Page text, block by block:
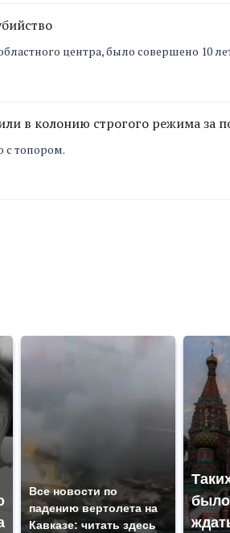
центра, было совершено 10
в колонию строгого режима за
с топором.
Все новости по
падению вертолета на
Кавказе: читать здесь
было